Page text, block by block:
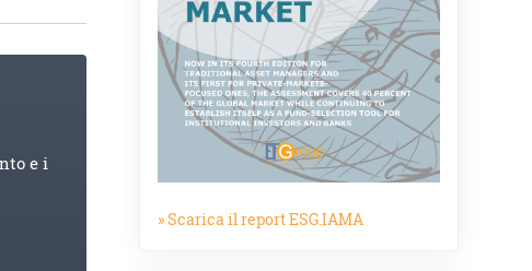
e i
» Scarica il report ESG.IAMA